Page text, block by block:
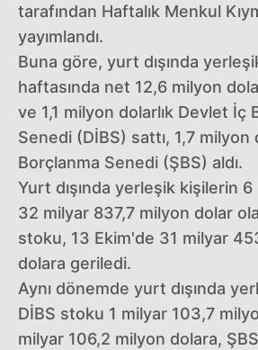
tarafından Haftalık Menkul
yayımlandı.
Buna göre, yurt dışında
haftasında net 12,6 milyon
ve 1,1 milyon dolarlık Devlet İç
Senedi (DİBS) sattı, 1,7 milyon
Borçlanma Senedi (ŞBS) aldı.
Yurt dışında yerleşik kişilerin 6
32 milyar 837,7 milyon dolar
stoku, 13 Ekim'de 31 milyar
dolara geriledi.
Aynı dönemde yurt dışında
DİBS stoku 1 milyar 103,7
milyar 106,2 milyon dolara,